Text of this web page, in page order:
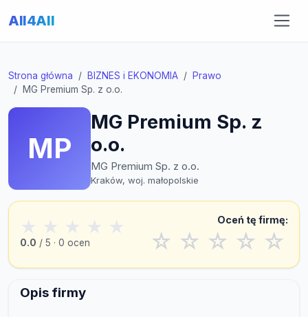
All4All
Strona główna BIZNES i EKONOMIA
Prawo
MG Premium Sp. z o.o.
MP
MG Premium Sp. z
o.o.
MG Premium Sp. z o.o.
Kraków, woj. małopolskie
★ ★ ★ ★ ★
0.0 / 5 · 0 ocen
Oceń tę firmę:
☆ ☆ ☆ ☆ ☆
Opis firmy